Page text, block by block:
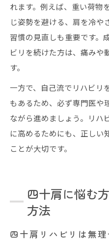
れます。例えば、重い荷物
じ姿勢を避ける、肩を冷や
習慣の見直しも重要です。
ビリを続けた方は、痛みや
す。
一方で、自己流でリハビリ
もあるため、必ず専門医や
ながら進めましょう。リハ
に高めるためにも、正しい
ことが大切です。
四十肩に悩む
方法
四十肩リハビリは無